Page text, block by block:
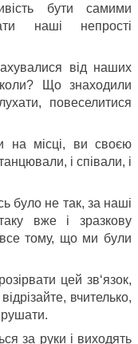
бути самими
наші непрості
від наших
Що знаходили
повеселитися
місці, ви своєю
і співали, і
було не так, за наші
вже і зразкову
тому, що ми були
цей зв‘язок,
вчителько,
за руки і виходять